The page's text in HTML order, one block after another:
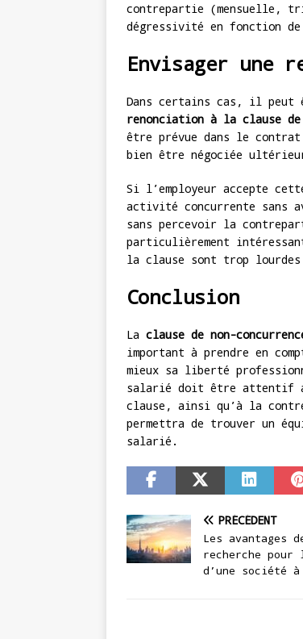
contrepartie (mensuelle,
dégressivité en fonction
Envisager une
Dans certains cas, il peut
renonciation à la clause de
être prévue dans le
bien être négociée
Si l’employeur accepte
activité concurrente sans
sans percevoir la
particulièrement
la clause sont trop
Conclusion
La clause de non-
important à prendre en
mieux sa liberté
salarié doit être attentif
clause, ainsi qu’à la
permettra de trouver un
salarié.
PRÉCÉDENT
Les avantages
recherche pour
d’une société à